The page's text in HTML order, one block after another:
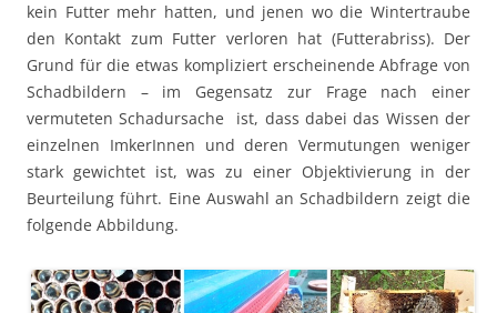
kein Futter mehr hatten, und jenen wo die Wintertraube
den Kontakt zum Futter verloren hat (Futterabriss). Der
Grund für die etwas kompliziert erscheinende Abfrage von
Schadbildern – im Gegensatz zur Frage nach einer
vermuteten Schadursache ist, dass dabei das Wissen der
einzelnen ImkerInnen und deren Vermutungen weniger
stark gewichtet ist, was zu einer Objektivierung in der
Beurteilung führt. Eine Auswahl an Schadbildern zeigt die
folgende Abbildung.